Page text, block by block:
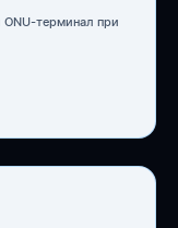
терминал при